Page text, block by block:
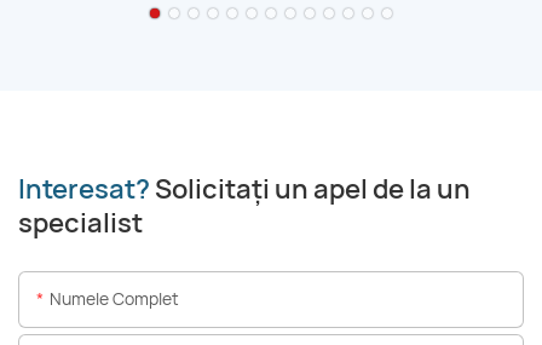
Interesat? Solicitați un apel de la un
specialist
Numele Complet